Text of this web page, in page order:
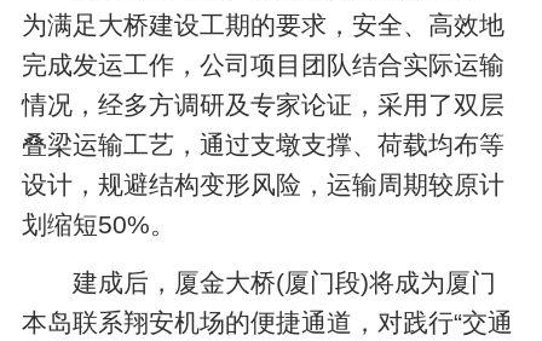
为满足大桥建设工期的要求，安全、高效地
完成发运工作，公司项目团队结合实际运输
情况，经多方调研及专家论证，采用了双层
叠梁运输工艺，通过支墩支撑、荷载均布等
设计，规避结构变形风险，运输周期较原计
划缩短50%。
建成后，厦金大桥(厦门段)将成为厦门
本岛联系翔安机场的便捷通道，对践行“交通